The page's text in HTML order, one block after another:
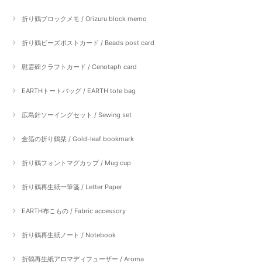
折り鶴ブロックメモ / Orizuru block memo
折り鶴ビーズポストカード / Beads post card
慰霊碑クラフトカード / Cenotaph card
EARTHトートバッグ / EARTH tote bag
広島針ソーイングセット / Sewing set
金箔の折り鶴栞 / Gold-leaf bookmark
折り鶴フォントマグカップ / Mug cup
折り鶴再生紙一筆箋 / Letter Paper
EARTH布こもの / Fabric accessory
折り鶴再生紙ノート / Notebook
折鶴再生紙アロマディフューザー / Aroma